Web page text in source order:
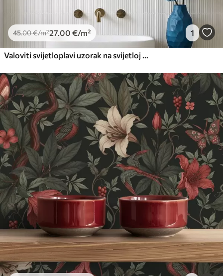
45.00€/m²27.00 €/m² 1
Valoviti svijetloplavi uzorak na svijetloj pozadini